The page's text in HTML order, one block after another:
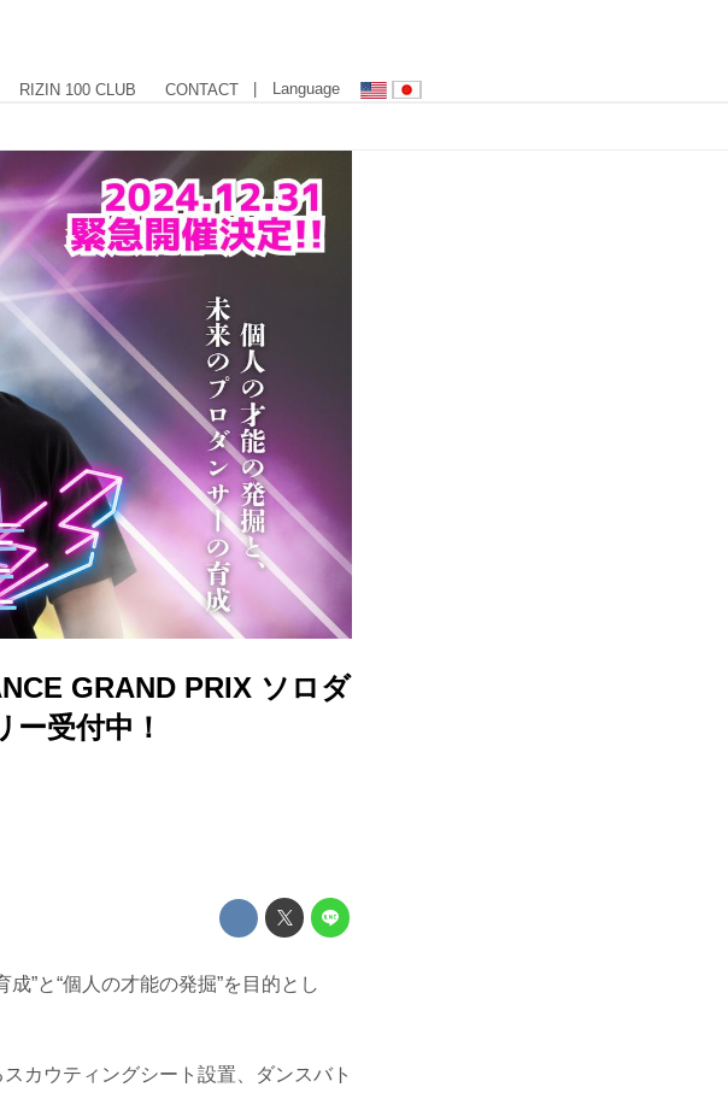
RIZIN 100 CLUB CONTACT | Language
GRAND PRIX ソロダ
受付中！
”と“個人の才能の発掘”を目的とし
カウティングシート設置、ダンスバト